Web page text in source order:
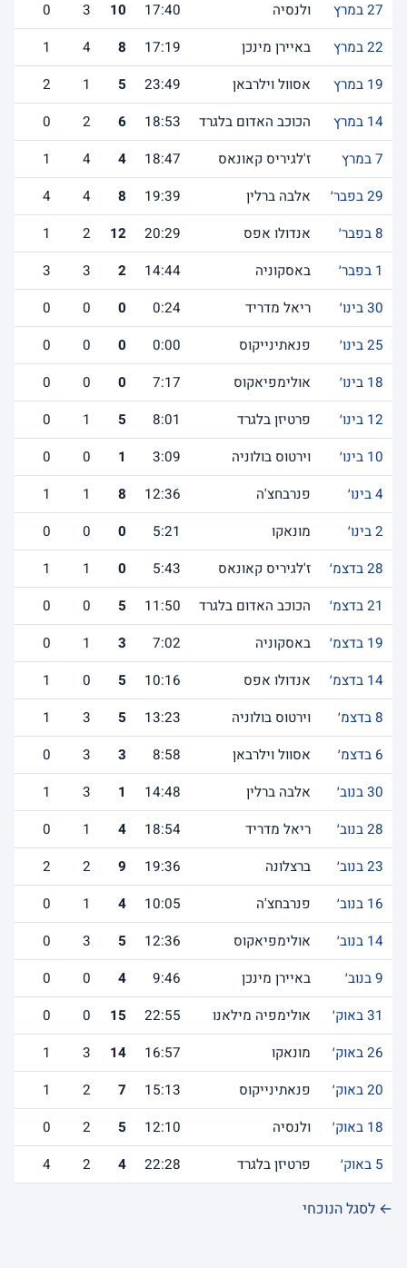
27 במרץ
ולנסיה 17:40
10
3
0
22 במרץ
באיירן מינכן 17:19
8
4
1
19 במרץ
אסוול וילרבאן 23:49
5
1
2
14 במרץ
הכוכב האדום בלגרד 18:53
6
2
0
7 במרץ
ז'לגיריס קאונאס 18:47
4
4
1
29 בפבר׳
אלבה ברלין 19:39
8
4
4
8 בפבר׳
אנדולו אפס 20:29
12
2
1
1 בפבר׳
באסקוניה 14:44
2
3
3
30 בינו׳
ריאל מדריד 0:24
0
0
0
25 בינו׳
פנאתינייקוס 0:00
0
0
0
18 בינו׳
אולימפיאקוס 7:17
0
0
0
12 בינו׳
פרטיזן בלגרד 8:01
5
1
0
10 בינו׳
וירטוס בולוניה 3:09
1
0
0
4 בינו׳
פנרבחצ'ה 12:36
8
1
1
2 בינו׳
מונאקו 5:21
0
0
0
28 בדצמ׳
ז'לגיריס קאונאס 5:43
0
1
1
21 בדצמ׳
הכוכב האדום בלגרד 11:50
5
0
0
19 בדצמ׳
באסקוניה 7:02
3
1
0
14 בדצמ׳
אנדולו אפס 10:16
5
0
1
8 בדצמ׳
וירטוס בולוניה 13:23
5
3
1
6 בדצמ׳
אסוול וילרבאן 8:58
3
3
0
30 בנוב׳
אלבה ברלין 14:48
1
3
1
28 בנוב׳
ריאל מדריד 18:54
4
1
0
23 בנוב׳
ברצלונה 19:36
9
2
2
16 בנוב׳
פנרבחצ'ה 10:05
4
1
0
14 בנוב׳
אולימפיאקוס 12:36
5
3
0
9 בנוב׳
באיירן מינכן 9:46
4
0
0
31 באוק׳
אולימפיה מילאנו 22:55
15
0
0
26 באוק׳
מונאקו 16:57
14
3
1
20 באוק׳
פנאתינייקוס 15:13
7
2
1
18 באוק׳
ולנסיה 12:10
5
2
0
5 באוק׳
פרטיזן בלגרד 22:28
4
2
4
← לסגל הנוכחי